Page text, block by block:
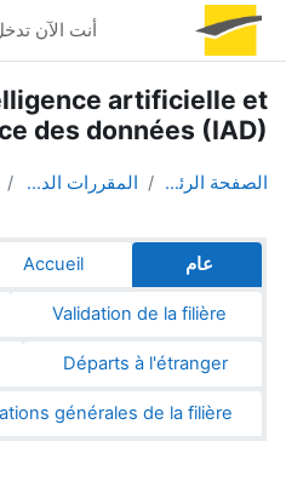
تخطى إلى المحتوى الرئيسي
أنت الآن
artificielle et
des données (IAD)
الصفحة الرئيسية المقررات الدراسية
الخطوط العريضة للقسم
عام Accueil
Validation de la filière
Départs à l'étranger
générales de la filière